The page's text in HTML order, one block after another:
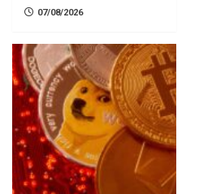
07/08/2026